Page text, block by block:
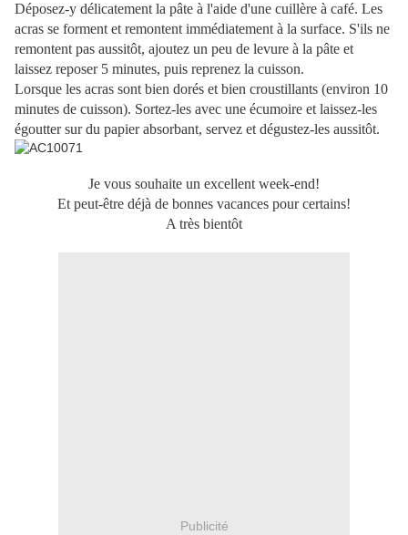
Déposez-y délicatement la pâte à l'aide d'une cuillère à café. Les
acras se forment et remontent immédiatement à la surface. S'ils ne
remontent pas aussitôt, ajoutez un peu de levure à la pâte et
laissez reposer 5 minutes, puis reprenez la cuisson.
Lorsque les acras sont bien dorés et bien croustillants (environ 10
minutes de cuisson). Sortez-les avec une écumoire et laissez-les
égoutter sur du papier absorbant, servez et dégustez-les aussitôt.
Je vous souhaite un excellent week-end!
Et peut-être déjà de bonnes vacances pour certains!
A très bientôt
Publicité